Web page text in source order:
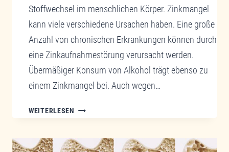
Stoffwechsel im menschlichen Körper. Zinkmangel
kann viele verschiedene Ursachen haben. Eine große
Anzahl von chronischen Erkrankungen können durch
eine Zinkaufnahmestörung verursacht werden.
Übermäßiger Konsum von Alkohol trägt ebenso zu
einem Zinkmangel bei. Auch wegen…
WEITERLESEN ZINKMANGEL
BEGÜNSTIGT
ENTSTEHUNG